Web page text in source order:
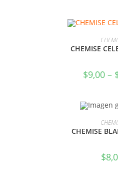
CHEMISE
$9,00–
CHEMISE
$